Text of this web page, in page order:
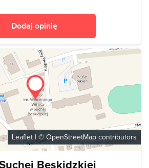
Dodaj opinię
Leaflet | © OpenStreetMap contributors
Beskidzkiej